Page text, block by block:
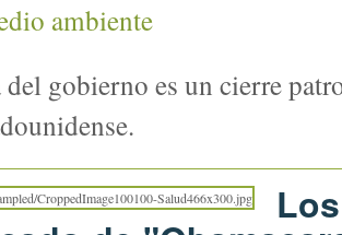
ambiente
gobierno es un cierre